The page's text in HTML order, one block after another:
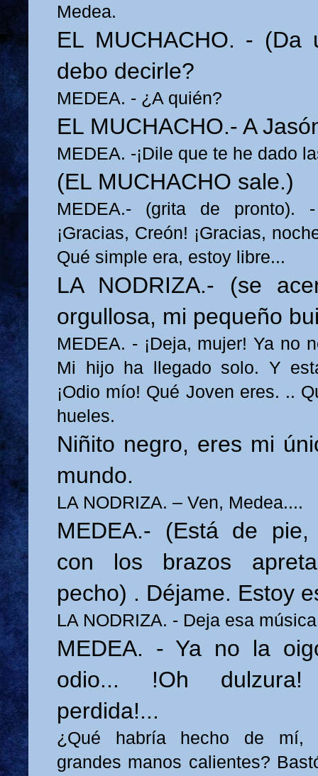
Medea.
EL MUCHACHO. - (Da
debo decirle?
MEDEA. - ¿A quién?
EL MUCHACHO.- A
MEDEA. -¡Dile que te he dado
(EL MUCHACHO sale.)
MEDEA.- (grita de pronto).
¡Gracias, Creón! ¡Gracias,
Qué simple era, estoy libre...
LA NODRIZA.- (se
orgullosa, mi pequeño
MEDEA. - ¡Deja, mujer! Ya no
Mi hijo ha llegado solo. Y
¡Odio mío! Qué Joven eres. ..
hueles.
Niñito negro, eres mi
mundo.
LA NODRIZA. – Ven, Medea....
MEDEA.- (Está de
con los brazos
pecho) . Déjame. Estoy
LA NODRIZA. - Deja esa
MEDEA. - Ya no la
odio... !Oh
perdida!...
¿Qué habría hecho de mí,
grandes manos calientes?